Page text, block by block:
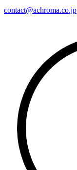
contact@achroma.co.jp